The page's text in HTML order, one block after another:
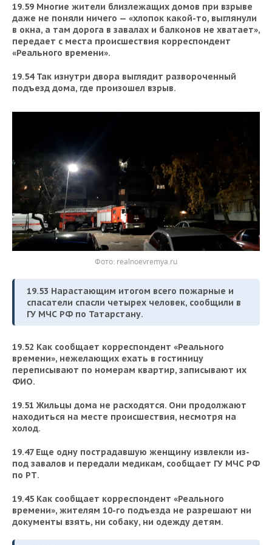
19.59 Многие жители близлежащих домов при взрыве
даже не поняли ничего — «хлопок какой-то, выглянули
в окна, а там дорога в завалах и балконов не хватает»,
передает с места происшествия корреспондент
«Реального времени».
19.54 Так изнутри двора выглядит развороченный
подъезд дома, где произошел взрыв.
Фото: realnoevremya.ru
19.53 Нарастающим итогом всего пожарные и
спасатели спасли четырех человек, сообщили в
ГУ МЧС РФ по Татарстану.
19.52 Как сообщает корреспондент «Реального
времени», нежелающих ехать в гостиницу
переписывают по номерам квартир, записывают их
ФИО.
19.51 Жильцы дома не расходятся. Они продолжают
находиться на месте происшествия, несмотря на
холод.
19.47 Еще одну пострадавшую женщину извлекли из-
под завалов и передали медикам, сообщает ГУ МЧС РФ
по РТ.
19.45 Как сообщает корреспондент «Реального
времени», жителям 10-го подъезда не разрешают ни
документы взять, ни собаку, ни одежду детям.